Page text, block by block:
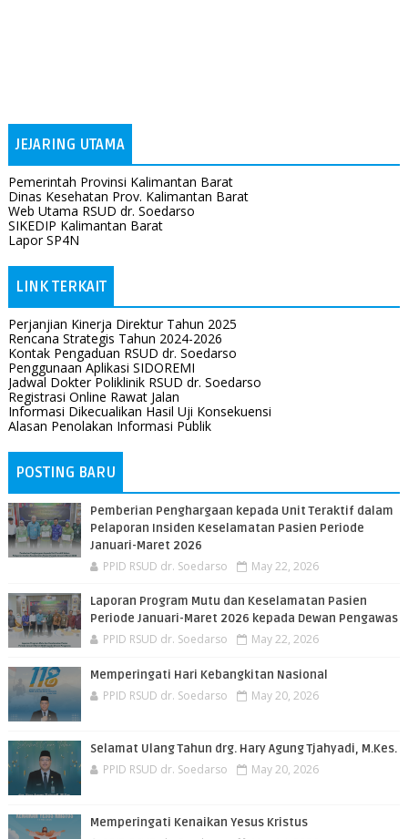
JEJARING UTAMA
Pemerintah Provinsi Kalimantan Barat
Dinas Kesehatan Prov. Kalimantan Barat
Web Utama RSUD dr. Soedarso
SIKEDIP Kalimantan Barat
Lapor SP4N
LINK TERKAIT
Perjanjian Kinerja Direktur Tahun 2025
Rencana Strategis Tahun 2024-2026
Kontak Pengaduan RSUD dr. Soedarso
Penggunaan Aplikasi SIDOREMI
Jadwal Dokter Poliklinik RSUD dr. Soedarso
Registrasi Online Rawat Jalan
Informasi Dikecualikan Hasil Uji Konsekuensi
Alasan Penolakan Informasi Publik
POSTING BARU
Pemberian Penghargaan kepada Unit Teraktif dalam
Pelaporan Insiden Keselamatan Pasien Periode
Januari-Maret 2026
PPID RSUD dr. Soedarso May 22, 2026
Laporan Program Mutu dan Keselamatan Pasien
Periode Januari-Maret 2026 kepada Dewan Pengawas
PPID RSUD dr. Soedarso May 22, 2026
Memperingati Hari Kebangkitan Nasional
PPID RSUD dr. Soedarso May 20, 2026
Selamat Ulang Tahun drg. Hary Agung Tjahyadi, M.Kes.
PPID RSUD dr. Soedarso May 20, 2026
Memperingati Kenaikan Yesus Kristus